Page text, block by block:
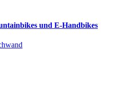
und E-Handbikes